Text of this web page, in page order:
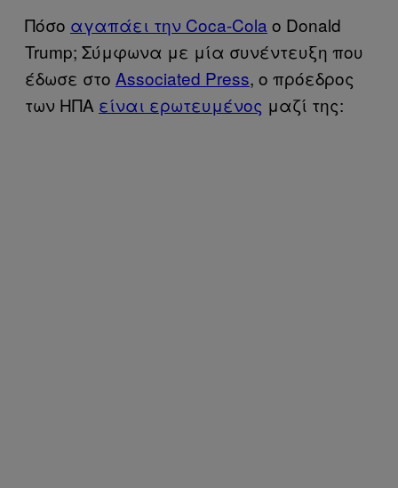
Πόσο αγαπάει την Coca-Cola ο Donald
Trump; Σύμφωνα με μία συνέντευξη που
έδωσε στο Associated Press, ο πρόεδρος
των ΗΠΑ είναι ερωτευμένος μαζί της: